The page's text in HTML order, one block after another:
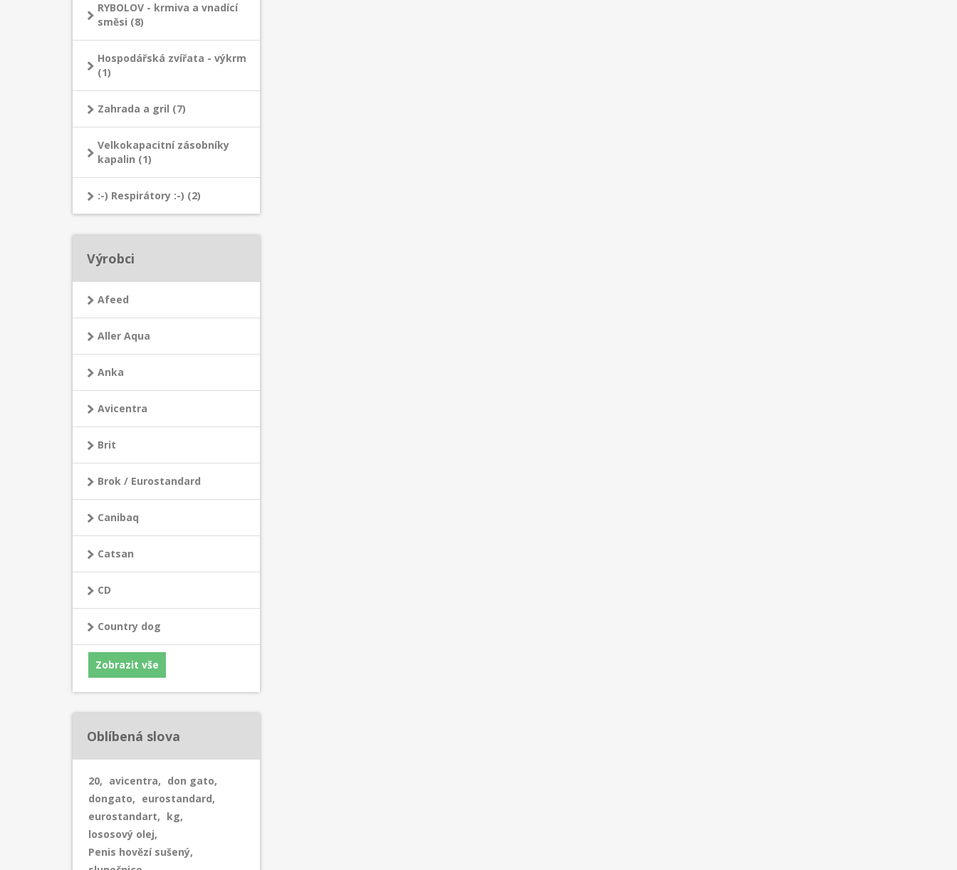
RYBOLOV - krmiva a vnadící
směsi (8)
Hospodářská zvířata - výkrm
(1)
Zahrada a gril (7)
Velkokapacitní zásobníky
kapalin (1)
:-) Respirátory :-) (2)
Výrobci
Afeed
Aller Aqua
Anka
Avicentra
Brit
Brok / Eurostandard
Canibaq
Catsan
CD
Country dog
Zobrazit vše
Oblíbená slova
20, avicentra, don gato,
dongato, eurostandard,
eurostandart, kg,
lososový olej,
Penis hovězí sušený,